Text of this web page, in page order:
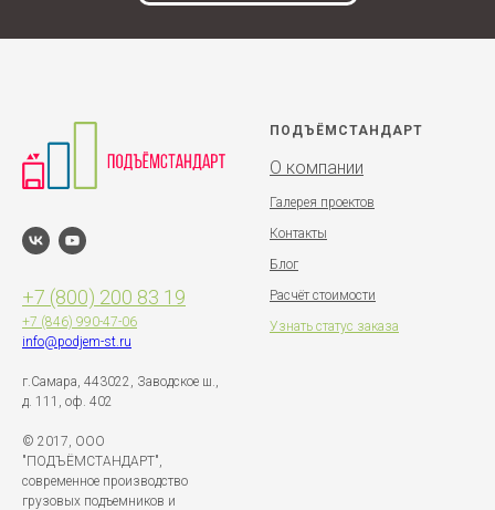
+7 (800) 200 83 19
+7 (846) 990-47-06
info@podjem-st.ru
г.Самара, 443022, Заводское ш.,
д. 111, оф. 402
© 2017, ООО
"ПОДЪЁМСТАНДАРТ",
современное производство
грузовых подъемников и
ПОДЪЁМСТАНДАРТ
О компании
Галерея проектов
Контакты
Блог
Расчёт стоимости
Узнать статус заказа